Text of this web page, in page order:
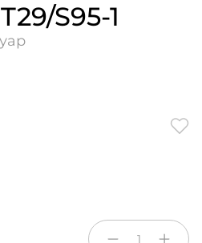
S95-1
1